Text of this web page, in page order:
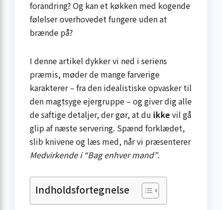
forandring? Og kan et køkken med kogende
følelser overhovedet fungere uden at
brænde på?
I denne artikel dykker vi ned i seriens
præmis, møder de mange farverige
karakterer – fra den idealistiske opvasker til
den magtsyge ejergruppe – og giver dig alle
de saftige detaljer, der gør, at du ikkevil gå
glip af næste servering. Spænd forklædet,
slib knivene og læs med, når vi præsenterer
Medvirkende i “Bag enhver mand”.
Indholdsfortegnelse